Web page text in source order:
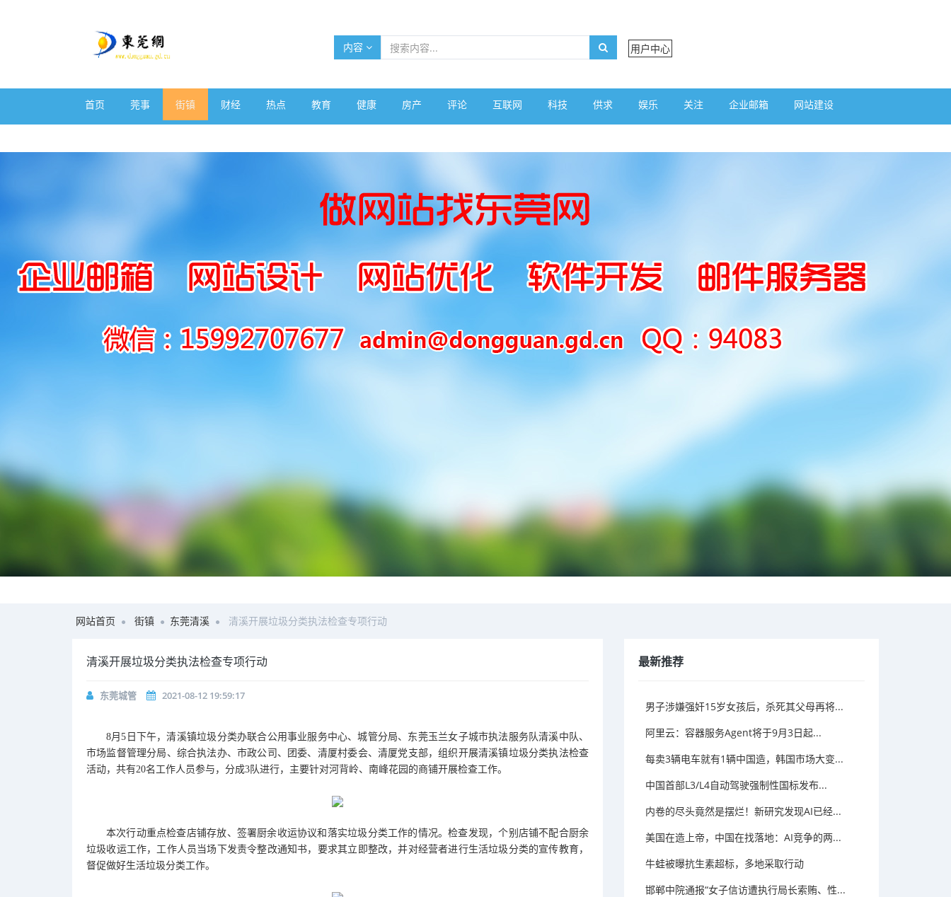
内容 用户中心
首页 莞事 街镇 财经 热点 教育 健康 房产 评论 互联网 科技 供求 娱乐 关注 企业邮箱 网站建设
网站首页 街镇 东莞清溪 清溪开展垃圾分类执法检查专项行动
清溪开展垃圾分类执法检查专项行动
东莞城管 2021-08-12 19:59:17
8月5日下午，清溪镇垃圾分类办联合公用事业服务中心、城管分局、东莞玉兰女子城市执法服务队清溪中队、
市场监督管理分局、综合执法办、市政公司、团委、清厦村委会、清厦党支部，组织开展清溪镇垃圾分类执法检查
活动，共有20名工作人员参与，分成3队进行，主要针对河背岭、南峰花园的商铺开展检查工作。
本次行动重点检查店铺存放、签署厨余收运协议和落实垃圾分类工作的情况。检查发现，个别店铺不配合厨余
垃圾收运工作，工作人员当场下发责令整改通知书，要求其立即整改，并对经营者进行生活垃圾分类的宣传教育，
督促做好生活垃圾分类工作。
最新推荐
男子涉嫌强奸15岁女孩后，杀死其父母再将...
阿里云：容器服务Agent将于9月3日起...
每卖3辆电车就有1辆中国造，韩国市场大变...
中国首部L3/L4自动驾驶强制性国标发布...
内卷的尽头竟然是摆烂！新研究发现AI已经...
美国在造上帝，中国在找落地：AI竞争的两...
牛蛙被曝抗生素超标，多地采取行动
邯郸中院通报“女子信访遭执行局长索贿、性...